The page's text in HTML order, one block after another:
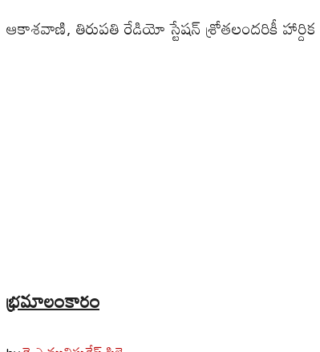
ఆకాశవాణి, తిరుపతి రేడియో స్టేషన్ శ్రోతలందరికీ హార్దిక
భ్రమాలంకారం